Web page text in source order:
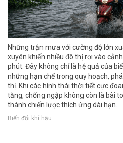
Những trận mưa với cường độ lớn
xuyên khiến nhiều đô thị rơi vào
phút. Đây không chỉ là hệ quả của
những hạn chế trong quy hoạch,
thị. Khi các hình thái thời tiết cực
tăng, chống ngập không còn là bài
thành chiến lược thích ứng dài hạn.
Biến đổi khí hậu